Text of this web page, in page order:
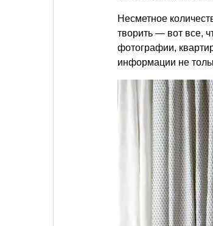
Несметное
творить — вот все,
фотографии,
информации не